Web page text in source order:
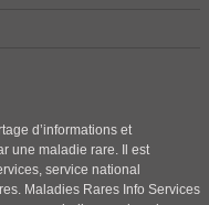
d’informations et
une maladie rare. Il est
service national
Maladies Rares Info Services